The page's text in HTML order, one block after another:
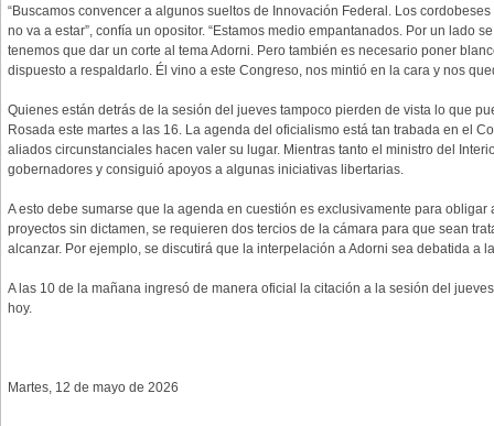
“Buscamos convencer a algunos sueltos de Innovación Federal. Los
no va a estar”, confía un opositor. “Estamos medio empantanados. Por un lado
tenemos que dar un corte al tema Adorni. Pero también es necesario poner
dispuesto a respaldarlo. Él vino a este Congreso, nos mintió en la cara y nos
Quienes están detrás de la sesión del jueves tampoco pierden de vista lo que
Rosada este martes a las 16. La agenda del oficialismo está tan trabada en el
aliados circunstanciales hacen valer su lugar. Mientras tanto el ministro del
gobernadores y consiguió apoyos a algunas iniciativas libertarias.
A esto debe sumarse que la agenda en cuestión es exclusivamente para obligar
proyectos sin dictamen, se requieren dos tercios de la cámara para que sean
alcanzar. Por ejemplo, se discutirá que la interpelación a Adorni sea debatida a
A las 10 de la mañana ingresó de manera oficial la citación a la sesión del
hoy.
Martes, 12 de mayo de 2026